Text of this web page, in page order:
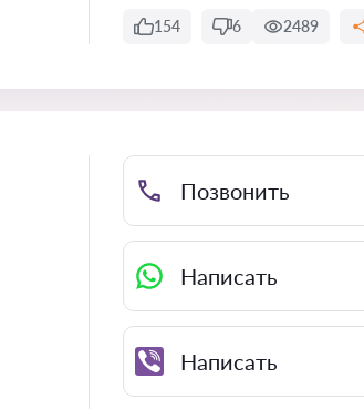
154 6 2489
Позвонить
Написать
Написать